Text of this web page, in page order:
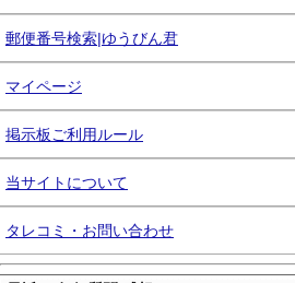
郵便番号検索|ゆうびん君
マイページ
掲示板ご利用ルール
当サイトについて
タレコミ・お問い合わせ